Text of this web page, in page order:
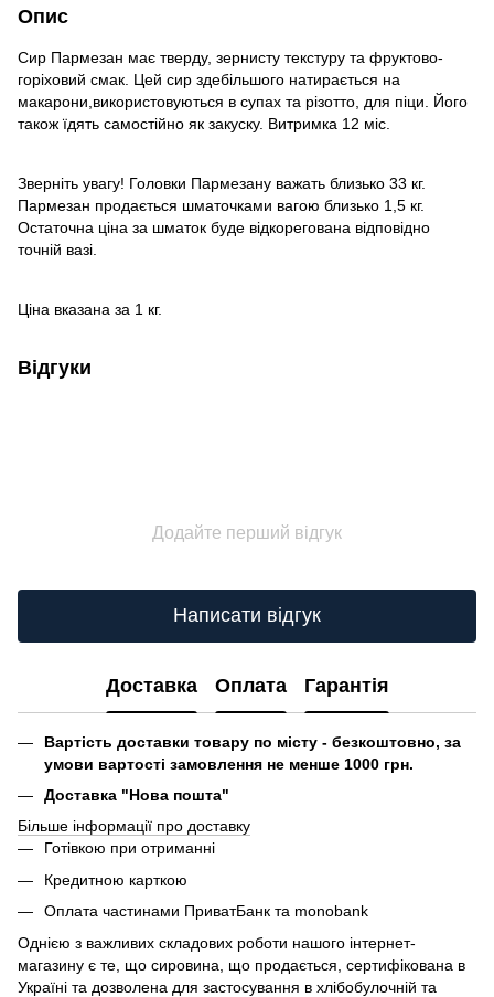
Опис
Сир Пармезан має тверду, зернисту текстуру та фруктово-
горіховий смак. Цей сир здебільшого натирається на
макарони,використовуються в супах та різотто, для піци. Його
також їдять самостійно як закуску. Витримка 12 міс.
Зверніть увагу! Головки Пармезану важать близько 33 кг.
Пармезан продається шматочками вагою близько 1,5 кг.
Остаточна ціна за шматок буде відкорегована відповідно
точній вазі.
Ціна вказана за 1 кг.
Відгуки
Додайте перший відгук
Написати відгук
Доставка Оплата Гарантія
Вартість доставки товару по місту - безкоштовно, за
умови вартості замовлення не менше 1000 грн.
Доставка "Нова пошта"
Більше інформації про доставку
Готівкою при отриманні
Кредитною карткою
Оплата частинами ПриватБанк та monobank
Однією з важливих складових роботи нашого інтернет-
магазину є те, що сировина, що продається, сертифікована в
Україні та дозволена для застосування в хлібобулочній та